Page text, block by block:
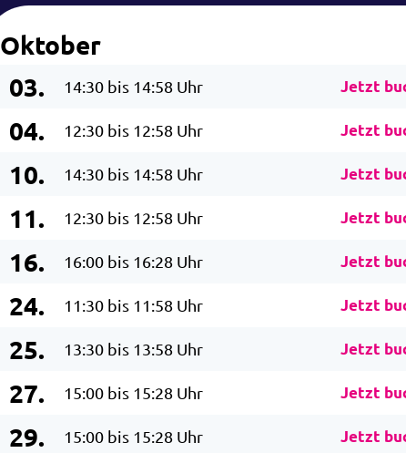
Oktober
03.
14:30 bis 14:58 Uhr Jetzt
04. 12:30 bis 12:58 Uhr Jetzt
10. 14:30 bis 14:58 Uhr Jetzt
11. 12:30 bis 12:58 Uhr Jetzt
16. 16:00 bis 16:28 Uhr Jetzt
24. 11:30 bis 11:58 Uhr Jetzt
25. 13:30 bis 13:58 Uhr Jetzt
27. 15:00 bis 15:28 Uhr Jetzt
29. 15:00 bis 15:28 Uhr Jetzt